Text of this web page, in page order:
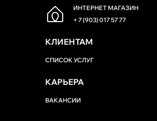
ИНТЕРНЕТ МАГАЗИН
+ 7 (903) 017 57 77
КЛИЕНТАМ
СПИСОК УСЛУГ
КАРЬЕРА
ВАКАНСИИ